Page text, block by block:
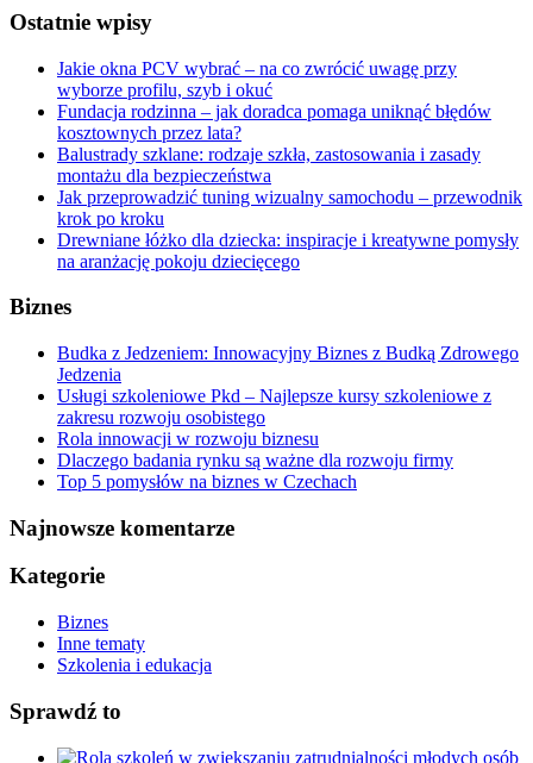
Ostatnie wpisy
Jakie okna PCV wybrać – na co zwrócić uwagę przy
wyborze profilu, szyb i okuć
Fundacja rodzinna – jak doradca pomaga uniknąć błędów
kosztownych przez lata?
Balustrady szklane: rodzaje szkła, zastosowania i zasady
montażu dla bezpieczeństwa
Jak przeprowadzić tuning wizualny samochodu – przewodnik
krok po kroku
Drewniane łóżko dla dziecka: inspiracje i kreatywne pomysły
na aranżację pokoju dziecięcego
Biznes
Budka z Jedzeniem: Innowacyjny Biznes z Budką Zdrowego
Jedzenia
Usługi szkoleniowe Pkd – Najlepsze kursy szkoleniowe z
zakresu rozwoju osobistego
Rola innowacji w rozwoju biznesu
Dlaczego badania rynku są ważne dla rozwoju firmy
Top 5 pomysłów na biznes w Czechach
Najnowsze komentarze
Kategorie
Biznes
Inne tematy
Szkolenia i edukacja
Sprawdź to